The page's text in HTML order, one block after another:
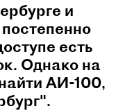
и
есть
Однако на
АИ-100,